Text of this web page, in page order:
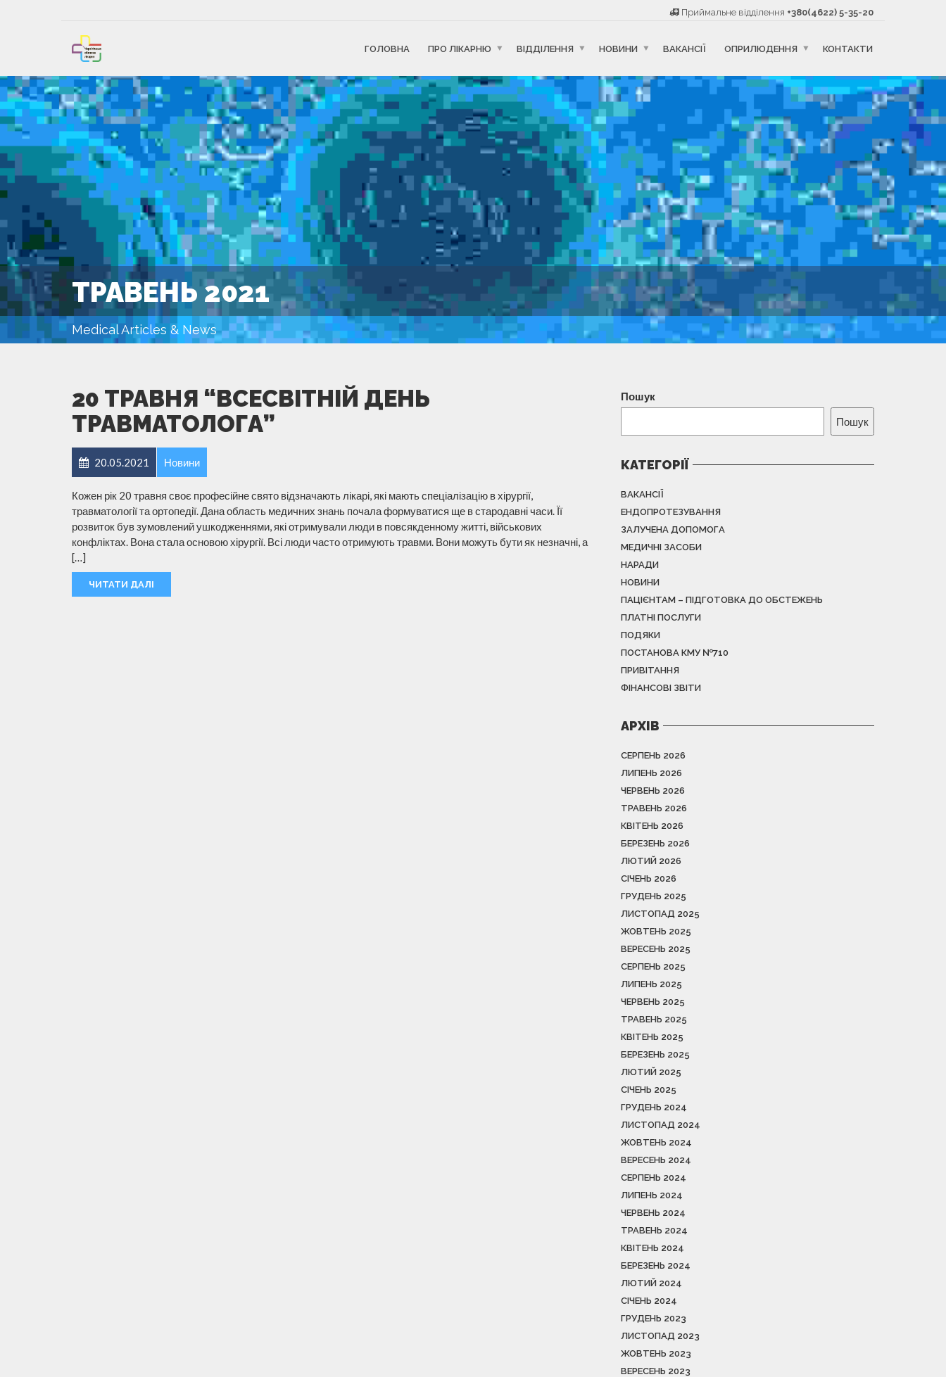
Приймальне відділення +380(4622) 5-35-20
ГОЛОВНА ПРО ЛІКАРНЮ ВІДДІЛЕННЯ НОВИНИ ВАКАНСІЇ ОПРИЛЮДЕННЯ КОНТАКТИ
ТРАВЕНЬ 2021
Medical Articles & News
20 ТРАВНЯ “ВСЕСВІТНІЙ ДЕНЬ
ТРАВМАТОЛОГА”
20.05.2021 Новини
Кожен рік 20 травня своє професійне свято відзначають лікарі, які мають спеціалізацію в хірургії,
травматології та ортопедії. Дана область медичних знань почала формуватися ще в стародавні часи. Її
розвиток був зумовлений ушкодженнями, які отримували люди в повсякденному житті, військових
конфліктах. Вона стала основою хірургії. Всі люди часто отримують травми. Вони можуть бути як незначні, а
[…]
ЧИТАТИ ДАЛІ
Пошук
Пошук
КАТЕГОРІЇ
ВАКАНСІЇ
ЕНДОПРОТЕЗУВАННЯ
ЗАЛУЧЕНА ДОПОМОГА
МЕДИЧНІ ЗАСОБИ
НАРАДИ
НОВИНИ
ПАЦІЄНТАМ – ПІДГОТОВКА ДО ОБСТЕЖЕНЬ
ПЛАТНІ ПОСЛУГИ
ПОДЯКИ
ПОСТАНОВА КМУ №710
ПРИВІТАННЯ
ФІНАНСОВІ ЗВІТИ
АРХІВ
СЕРПЕНЬ 2026
ЛИПЕНЬ 2026
ЧЕРВЕНЬ 2026
ТРАВЕНЬ 2026
КВІТЕНЬ 2026
БЕРЕЗЕНЬ 2026
ЛЮТИЙ 2026
СІЧЕНЬ 2026
ГРУДЕНЬ 2025
ЛИСТОПАД 2025
ЖОВТЕНЬ 2025
ВЕРЕСЕНЬ 2025
СЕРПЕНЬ 2025
ЛИПЕНЬ 2025
ЧЕРВЕНЬ 2025
ТРАВЕНЬ 2025
КВІТЕНЬ 2025
БЕРЕЗЕНЬ 2025
ЛЮТИЙ 2025
СІЧЕНЬ 2025
ГРУДЕНЬ 2024
ЛИСТОПАД 2024
ЖОВТЕНЬ 2024
ВЕРЕСЕНЬ 2024
СЕРПЕНЬ 2024
ЛИПЕНЬ 2024
ЧЕРВЕНЬ 2024
ТРАВЕНЬ 2024
КВІТЕНЬ 2024
БЕРЕЗЕНЬ 2024
ЛЮТИЙ 2024
СІЧЕНЬ 2024
ГРУДЕНЬ 2023
ЛИСТОПАД 2023
ЖОВТЕНЬ 2023
ВЕРЕСЕНЬ 2023